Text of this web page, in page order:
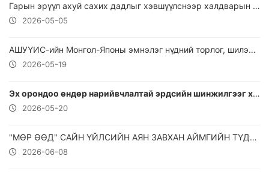
Гарын эрүүл ахуй сахих дадлыг хэвшүүлснээр халдварын эрсдэлийг 50 хувиар бууруулах боломжтой
2026-05-05
АШУҮИС-ийн Монгол-Японы эмнэлэг нүдний торлог, шилэнцрийн мэс заслын тусламж үйлчилгээг нэвтрүүллээ
2026-05-19
Эх орондоо өндөр нарийвчлалтай эрдсийн шинжилгээг хийх боломж бүрдлээ
2026-05-20
"МӨР ӨӨД" САЙН ҮЙЛСИЙН АЯН ЗАВХАН АЙМГИЙН ТҮДЭВТЭЙ СУМАНД АМЖИЛТТАЙ ХЭРЭГЖЛЭЭ
2026-06-08